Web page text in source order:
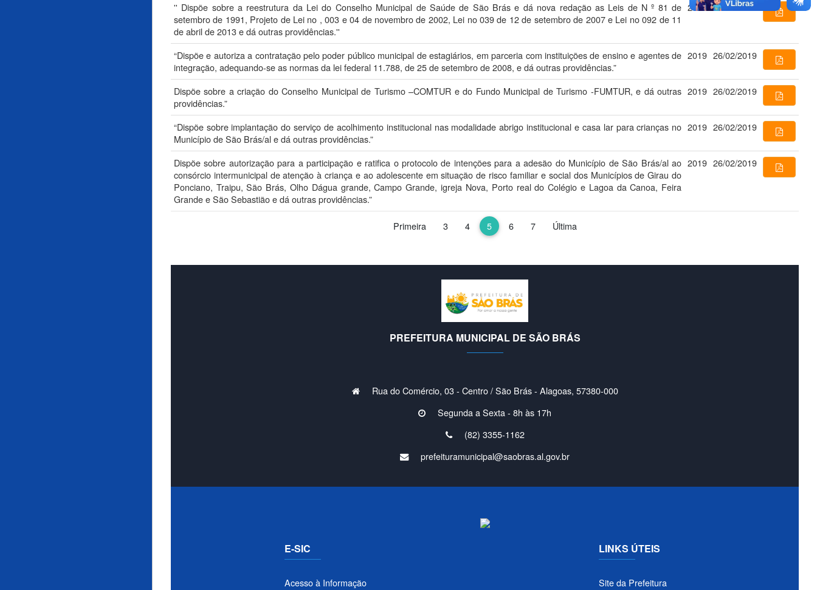
'' Dispõe sobre a reestrutura da Lei do Conselho Municipal de Saúde de São Brás e dá nova redação as Leis de N º 81 de
setembro de 1991, Projeto de Lei no , 003 e 04 de novembro de 2002, Lei no 039 de 12 de setembro de 2007 e Lei no 092 de 11
de abril de 2013 e dá outras providências.''
2019 09/04/2019
“Dispõe e autoriza a contratação pelo poder público municipal de estagiários, em parceria com instituições de ensino e agentes de
integração, adequando-se as normas da lei federal 11.788, de 25 de setembro de 2008, e dá outras providências.”
2019 26/02/2019
Dispõe sobre a criação do Conselho Municipal de Turismo –COMTUR e do Fundo Municipal de Turismo -FUMTUR, e dá outras
providências.”
2019 26/02/2019
“Dispõe sobre implantação do serviço de acolhimento institucional nas modalidade abrigo institucional e casa lar para crianças no
Município de São Brás/al e dá outras providências.”
2019 26/02/2019
Dispõe sobre autorização para a participação e ratifica o protocolo de intenções para a adesão do Município de São Brás/al ao
consórcio intermunicipal de atenção à criança e ao adolescente em situação de risco familiar e social dos Municípios de Girau do
Ponciano, Traipu, São Brás, Olho Dágua grande, Campo Grande, igreja Nova, Porto real do Colégio e Lagoa da Canoa, Feira
Grande e São Sebastião e dá outras providências.”
2019 26/02/2019
Primeira 3 4 5 6 7 Última
PREFEITURA MUNICIPAL DE SÃO BRÁS
Rua do Comércio, 03 - Centro / São Brás - Alagoas, 57380-000
Segunda a Sexta - 8h às 17h
(82) 3355-1162
prefeituramunicipal@saobras.al.gov.br
E-SIC
Acesso à Informação
LINKS ÚTEIS
Site da Prefeitura